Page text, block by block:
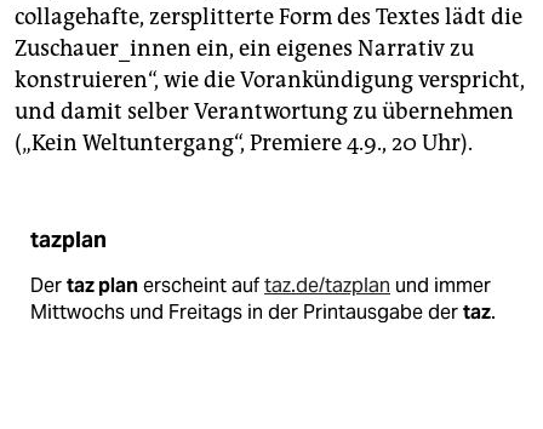
collagehafte, zersplitterte Form des Textes lädt die
Zuschauer_innen ein, ein eigenes Narrativ zu
konstruieren“, wie die Vorankündigung verspricht,
und damit selber Verantwortung zu übernehmen
(„Kein Weltuntergang“, Premiere 4.9., 20 Uhr).
tazplan
Dertaz planerscheint auftaz.de/tazplan und immer
Mittwochs und Freitags in der Printausgabe dertaz.